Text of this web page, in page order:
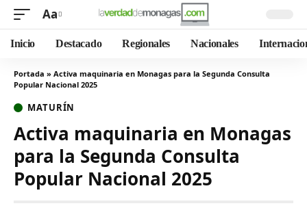
Aa
Inicio Destacado Regionales Nacionales
Portada » Activa maquinaria en Monagas para la Segunda Consulta
Popular Nacional 2025
MATURÍN
Activa maquinaria en Monagas
para la Segunda Consulta
Popular Nacional 2025